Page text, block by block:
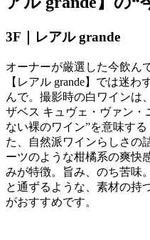
3F｜レアルgrande
オーナーが厳選した今飲ん
【レアル grande】では迷わ
んで。撮影時の白ワインは
ザベス キュヴェ・ヴァン・
ない裸のワイン”を意味す
た、自然派ワインらしさの
ーツのような柑橘系の爽快
みが特徴。旨み、のち苦味
と通ずるような、素材の持
がおすすめです。